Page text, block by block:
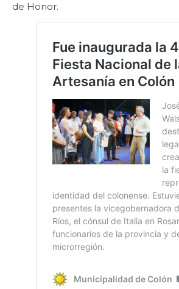
de Honor.